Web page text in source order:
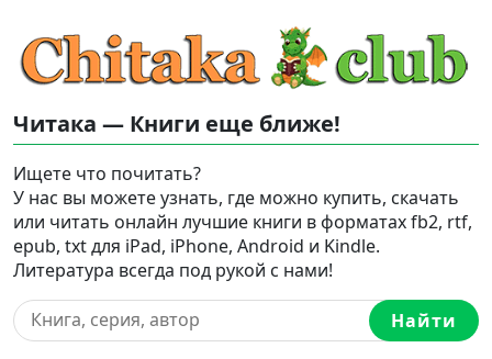
Читака — Книги еще ближе!
Ищете что почитать?
У нас вы можете узнать, где можно купить, скачать
или читать онлайн лучшие книги в форматах fb2, rtf,
epub, txt для iPad, iPhone, Android и Kindle.
Литература всегда под рукой с нами!
Найти